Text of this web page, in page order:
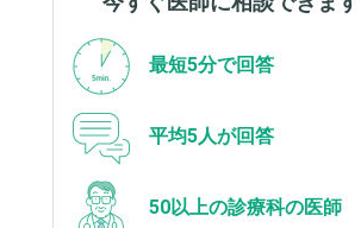
最短5分で回答
平均5人が回答
50以上の診療科の医師